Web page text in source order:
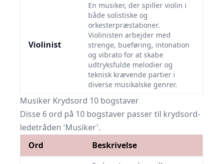
Violinist
En musiker, der spiller violin i
både solistiske og
orkesterpræstationer.
Violinisten arbejder med
strenge, bueføring, intonation
og vibrato for at skabe
udtryksfulde melodier og
teknisk krævende partier i
diverse musikalske genrer.
Musiker Krydsord 10 bogstaver
Disse 6 ord på 10 bogstaver passer til krydsord-
ledetråden 'Musiker'.
Ord
Beskrivelse